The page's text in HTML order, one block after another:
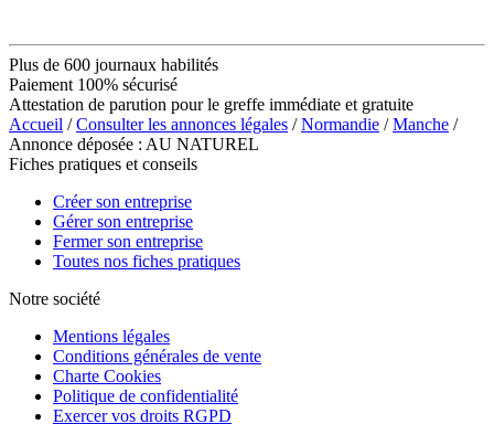
Plus de 600 journaux habilités
Paiement 100% sécurisé
Attestation de parution pour le greffe immédiate et gratuite
Accueil /Consulter les annonces légales /Normandie /Manche /
Annonce déposée : AU NATUREL
Fiches pratiques et conseils
Créer son entreprise
Gérer son entreprise
Fermer son entreprise
Toutes nos fiches pratiques
Notre société
Mentions légales
Conditions générales de vente
Charte Cookies
Politique de confidentialité
Exercer vos droits RGPD